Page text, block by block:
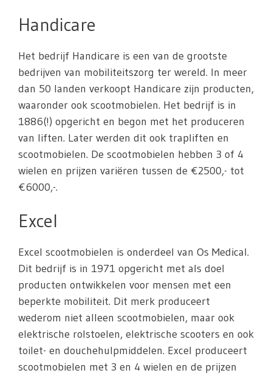
Handicare
Het bedrijf Handicare is een van de grootste
bedrijven van mobiliteitszorg ter wereld. In meer
dan 50 landen verkoopt Handicare zijn producten,
waaronder ook scootmobielen. Het bedrijf is in
1886(!) opgericht en begon met het produceren
van liften. Later werden dit ook trapliften en
scootmobielen. De scootmobielen hebben 3 of 4
wielen en prijzen variëren tussen de €2500,- tot
€6000,-.
Excel
Excel scootmobielen is onderdeel van Os Medical.
Dit bedrijf is in 1971 opgericht met als doel
producten ontwikkelen voor mensen met een
beperkte mobiliteit. Dit merk produceert
wederom niet alleen scootmobielen, maar ook
elektrische rolstoelen, elektrische scooters en ook
toilet- en douchehulpmiddelen. Excel produceert
scootmobielen met 3 en 4 wielen en de prijzen